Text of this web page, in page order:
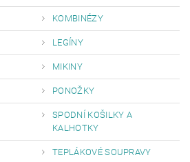
KOMBINÉZY
LEGÍNY
MIKINY
PONOŽKY
SPODNÍ KOŠILKY A
KALHOTKY
TEPLÁKOVÉ SOUPRAVY